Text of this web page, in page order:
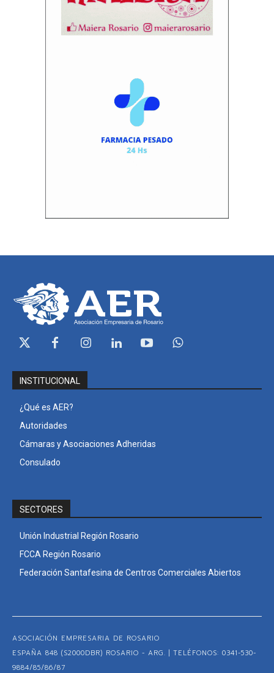
INSTITUCIONAL
¿Qué es AER?
Autoridades
Cámaras y Asociaciones Adheridas
Consulado
SECTORES
Unión Industrial Región Rosario
FCCA Región Rosario
Federación Santafesina de Centros Comerciales Abiertos
ASOCIACIÓN EMPRESARIA DE ROSARIO
ESPAÑA 848 (S2000DBR) ROSARIO - ARG. | TELÉFONOS: 0341-530-
9884/85/86/87